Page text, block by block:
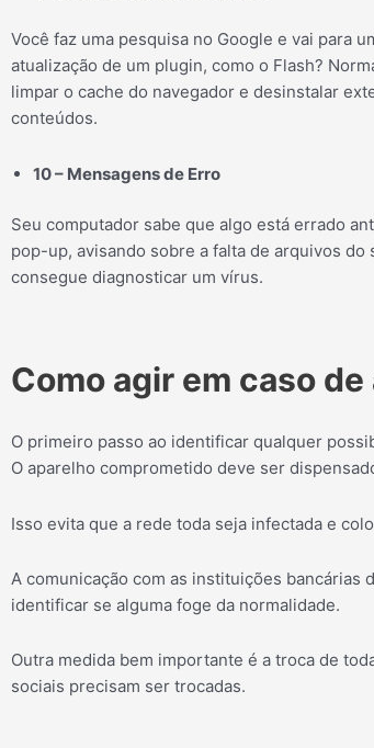
Você faz uma pesquisa no Google e vai para
atualização de um plugin, como o Flash?
limpar o cache do navegador e desinstalar
conteúdos.
10 – Mensagens de Erro
Seu computador sabe que algo está errado
pop-up, avisando sobre a falta de arquivos
consegue diagnosticar um vírus.
Como agir em caso
O primeiro passo ao identificar qualquer
O aparelho comprometido deve ser
Isso evita que a rede toda seja infectada e
A comunicação com as instituições
identificar se alguma foge da normalidade.
Outra medida bem importante é a troca de
sociais precisam ser trocadas.